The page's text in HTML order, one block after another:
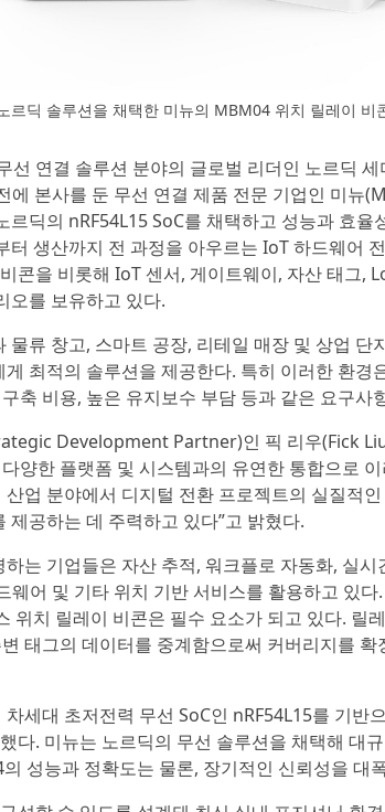
르딕 솔루션을 채택한 미뉴의 MBM04 위치 릴레이 비
선 연결 솔루션 분야의 글로벌 리더인 노르딕
본사를 둔 무선 연결 제품 전문 기업인 미뉴
르딕의 nRF54L15 SoC를 채택하고 성능과 효율
터 생산까지 전 과정을 아우르는 IoT 하드웨어
콘을 비롯해 IoT 센서, 게이트웨이, 자산 태그,
오를 보유하고 있다.
물류 창고, 스마트 공장, 리테일 매장 및 상업 단
최적의 솔루션을 제공한다. 특히 이러한 환경
축 비용, 높은 유지보수 부담 등과 같은 요구사
Development Partner)인 픽 리우(Fick
양한 플랫폼 및 시스템과의 유연한 통합으로
산업 분야에서 디지털 전환 프로젝트의 실질적
제공하는 데 주력하고 있다”고 밝혔다.
는 기업들은 자산 추적, 워크플로 자동화, 실시
웨어 및 기타 위치 기반 서비스를 활용하고 있
위치 릴레이 비콘은 필수 요소가 되고 있다. 릴
태그의 데이터를 중계함으로써 커버리지를
세대 초저전력 무선 SoC인 nRF54L15를 기반
다. 미뉴는 노르딕의 무선 솔루션을 채택해 대
성능과 정확도는 물론, 장기적인 신뢰성을 대